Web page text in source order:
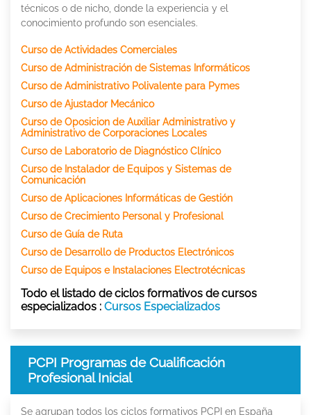
técnicos o de nicho, donde la experiencia y el
conocimiento profundo son esenciales.
Curso de Actividades Comerciales
Curso de Administración de Sistemas Informáticos
Curso de Administrativo Polivalente para Pymes
Curso de Ajustador Mecánico
Curso de Oposicion de Auxiliar Administrativo y
Administrativo de Corporaciones Locales
Curso de Laboratorio de Diagnóstico Clínico
Curso de Instalador de Equipos y Sistemas de
Comunicación
Curso de Aplicaciones Informáticas de Gestión
Curso de Crecimiento Personal y Profesional
Curso de Guía de Ruta
Curso de Desarrollo de Productos Electrónicos
Curso de Equipos e Instalaciones Electrotécnicas
Todo el listado de ciclos formativos de cursos
especializados : Cursos Especializados
PCPI Programas de Cualificación
Profesional Inicial
Se agrupan todos los ciclos formativos PCPI en España